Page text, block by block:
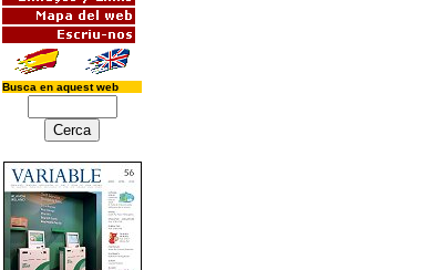
Busca en aquest web